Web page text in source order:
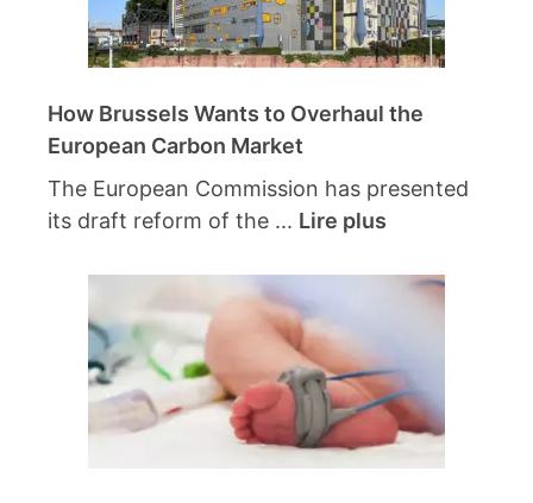
How Brussels Wants to Overhaul the
European Carbon Market
The European Commission has presented
its draft reform of the ... Lire plus